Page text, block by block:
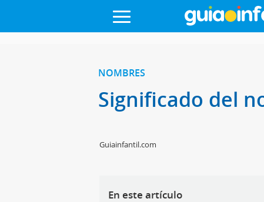
NOMBRES
Significado del
Guiainfantil.com
En este artículo